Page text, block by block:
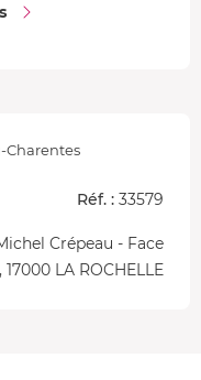
Charentes
Réf. : 33579
Crépeau - Face
LA ROCHELLE